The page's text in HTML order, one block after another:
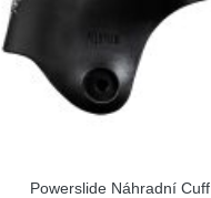
Powerslide Náhradní Cuff